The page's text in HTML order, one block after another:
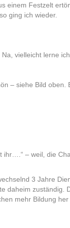
einem Festzelt
ging ich wieder.
vielleicht lerne
– siehe Bild oben.
– weil, die
3 Jahre
daheim zuständig.
mehr Bildung